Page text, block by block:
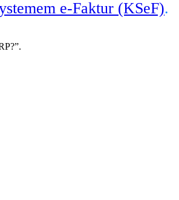
e-Faktur (KSeF).